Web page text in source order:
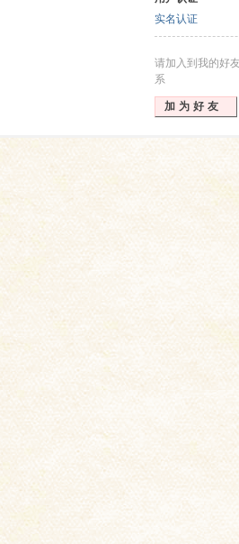
实名认证
请加入到我的好
系
加为好友